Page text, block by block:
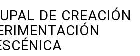
DE CREACIÓN